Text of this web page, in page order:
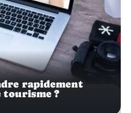
rapidement
tourisme ?